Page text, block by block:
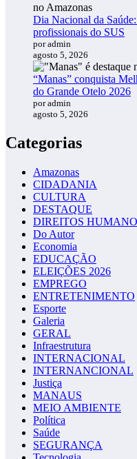
Dia Nacional da
profissionais do SUS
por admin
agosto 5, 2026
“Manas” conquista
do Grande Otelo 2026
por admin
agosto 5, 2026
Categorias
Amazonas
CIDADANIA
CULTURA
DESTAQUE
DIREITOS
Do Autor
Economia
EDUCAÇÃO
ELEIÇÕES 2026
EMPREGO
ENTRETENIMENTO
Esporte
Galeria
GERAL
Infraestrutura
INTERNACIONAL
INTERNANCIONAL
Justiça
MANAUS
MEIO AMBIENTE
Política
Saúde
SEGURANÇA